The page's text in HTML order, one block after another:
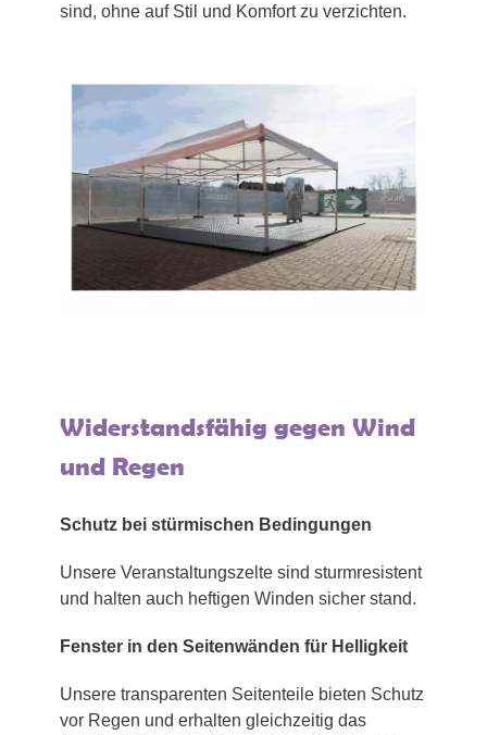
sind, ohne auf Stil und Komfort zu verzichten.
Widerstandsfähig gegen Wind
und Regen
Schutz bei stürmischen Bedingungen
Unsere Veranstaltungszelte sind sturmresistent
und halten auch heftigen Winden sicher stand.
Fenster in den Seitenwänden für Helligkeit
Unsere transparenten Seitenteile bieten Schutz
vor Regen und erhalten gleichzeitig das